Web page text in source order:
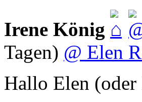
Irene König
Tagen) @ Elen
Hallo Elen (oder